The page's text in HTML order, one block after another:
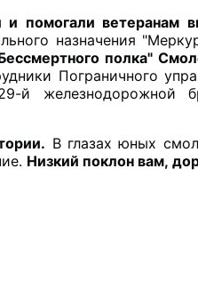
помогали ветеранам
назначения
полка"
Пограничного
й железнодорожной
В глазах юных
Низкий поклон вам,